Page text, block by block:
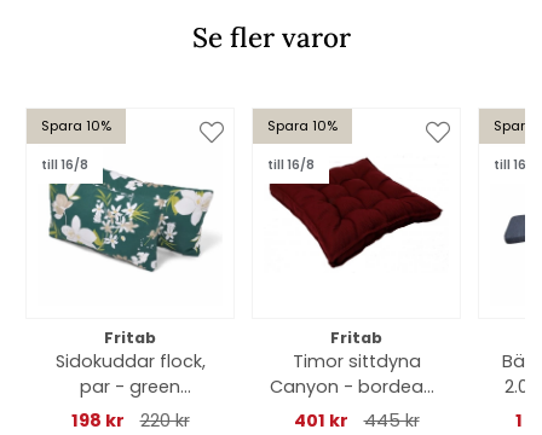
Se fler varor
Spara 10%
till 16/8
Fritab
Sidokuddar flock,
par - green
botanical
198 kr 220 kr
Spara 10%
till 16/8
Fritab
Timor sittdyna
Canyon - bordeaux
struktur
401 kr 445 kr
Spara
till 16/8
2.0
1